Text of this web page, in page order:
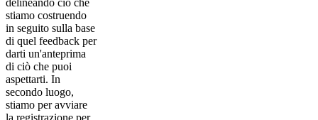
delineando ciò che
stiamo costruendo
in seguito sulla base
di quel feedback per
darti un'anteprima
di ciò che puoi
aspettarti. In
secondo luogo,
stiamo per avviare
la registrazione per